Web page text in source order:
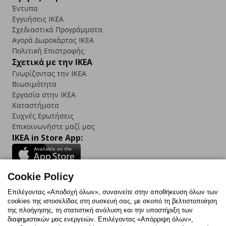
Έντυπα
Εγγυήσεις IKEA
Σχεδιαστικά Προγράμματα
Αγορά Δωρoκάρτας IKEA
Πολιτική Επιστροφής
Σχετικά με την IKEA
Γνωρίζοντας την IKEA
Βιωσιμότητα
Εργασία στην IKEA
Καταστήματα
Συχνές Ερωτήσεις
Επικοινωνήστε μαζί μας
IKEA in Store App:
Follow us:
FacebookInstagram
TikTokYoutubePinterestTwitter
Cookie Policy
Επιλέγοντας «Αποδοχή όλων», συναινείτε στην αποθήκευση όλων των
cookies της ιστοσελίδας στη συσκευή σας, με σκοπό τη βελτιστοποίηση
της πλοήγησης, τη στατιστική ανάλυση και την υποστήριξη των
διαφημιστικών μας ενεργειών. Επιλέγοντας «Απόρριψη όλων»,